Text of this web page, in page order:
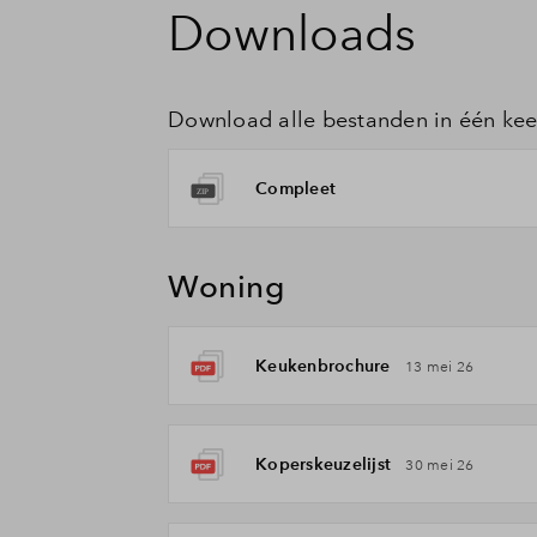
Downloads
Download alle bestanden in één
Compleet
Woning
Keukenbrochure 13 mei 26
Koperskeuzelijst 30 mei 26